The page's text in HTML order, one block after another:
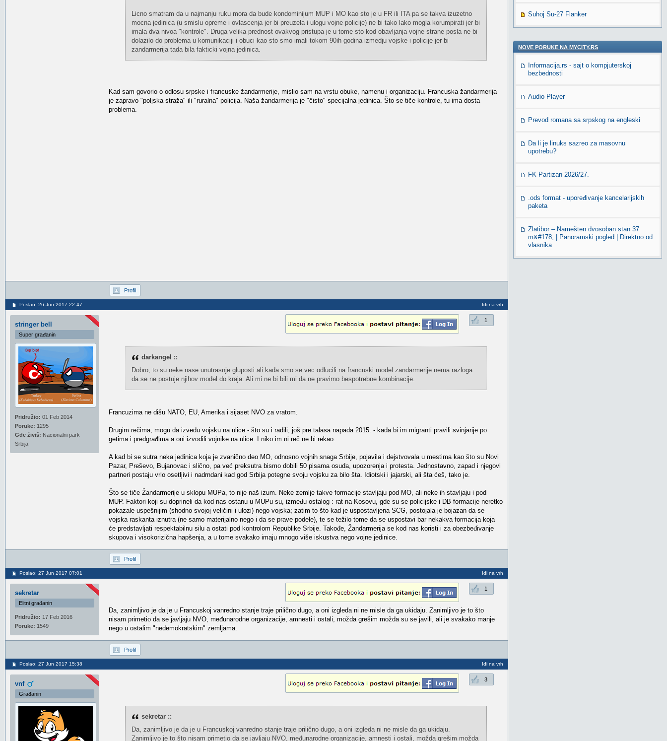
Licno smatram da u najmanju ruku mora da bude kondominijum MUP i MO kao sto je u FR ili ITA pa se takva izuzetno
mocna jedinica (u smislu opreme i ovlascenja jer bi preuzela i ulogu vojne policije) ne bi tako lako mogla korumpirati jer bi
imala dva nivoa "kontrole". Druga velika prednost ovakvog pristupa je u tome sto kod obavljanja vojne strane posla ne bi
dolazilo do problema u komunikaciji i obuci kao sto smo imali tokom 90ih godina izmedju vojske i policije jer bi
zandarmerija tada bila fakticki vojna jedinica.
Kad sam govorio o odlosu srpske i francuske žandarmerije, mislio sam na vrstu obuke, namenu i organizaciju. Francuska žandarmerija
je zapravo "poljska straža" ili "ruralna" policija. Naša žandarmerija je "čisto" specijalna jedinica. Što se tiče kontrole, tu ima dosta
problema.
Profil
Poslao: 26 Jun 2017 22:47 Idi na vrh
stringer bell
Super građanin
Pridružio: 01 Feb 2014
Poruke: 1295
Gde živiš: Nacionalni park
Srbija
1
darkangel ::
Dobro, to su neke nase unutrasnje gluposti ali kada smo se vec odlucili na francuski model zandarmerije nema razloga
da se ne postuje njihov model do kraja. Ali mi ne bi bili mi da ne pravimo bespotrebne kombinacije.
Francuzima ne dišu NATO, EU, Amerika i sijaset NVO za vratom.
Drugim rečima, mogu da izvedu vojsku na ulice - što su i radili, još pre talasa napada 2015. - kada bi im migranti pravili svinjarije po
getima i predgrađima a oni izvodili vojnike na ulice. I niko im ni reč ne bi rekao.
A kad bi se sutra neka jedinica koja je zvanično deo MO, odnosno vojnih snaga Srbije, pojavila i dejstvovala u mestima kao što su Novi
Pazar, Preševo, Bujanovac i slično, pa već preksutra bismo dobili 50 pisama osuda, upozorenja i protesta. Jednostavno, zapad i njegovi
partneri postaju vrlo osetljivi i nadrndani kad god Srbija potegne svoju vojsku za bilo šta. Idiotski i jajarski, ali šta ćeš, tako je.
Što se tiče Žandarmerije u sklopu MUPa, to nije naš izum. Neke zemlje takve formacije stavljaju pod MO, ali neke ih stavljaju i pod
MUP. Faktori koji su doprineli da kod nas ostanu u MUPu su, između ostalog : rat na Kosovu, gde su se policijske i DB formacije neretko
pokazale uspešnijim (shodno svojoj veličini i ulozi) nego vojska; zatim to što kad je uspostavljena SCG, postojala je bojazan da se
vojska raskanta iznutra (ne samo materijalno nego i da se prave podele), te se težilo tome da se uspostavi bar nekakva formacija koja
će predstavljati respektabilnu silu a ostati pod kontrolom Republike Srbije. Takođe, Žandarmerija se kod nas koristi i za obezbeđivanje
skupova i visokorizična hapšenja, a u tome svakako imaju mnogo više iskustva nego vojne jedinice.
Profil
Poslao: 27 Jun 2017 07:01 Idi na vrh
sekretar
Elitni građanin
Pridružio: 17 Feb 2016
Poruke: 1549
1
Da, zanimljivo je da je u Francuskoj vanredno stanje traje prilično dugo, a oni izgleda ni ne misle da ga ukidaju. Zanimljivo je to što
nisam primetio da se javljaju NVO, međunarodne organizacije, amnesti i ostali, možda grešim možda su se javili, ali je svakako manje
nego u ostalim "nedemokratskim" zemljama.
Profil
Poslao: 27 Jun 2017 15:38 Idi na vrh
vnf
Građanin
3
sekretar ::
Da, zanimljivo je da je u Francuskoj vanredno stanje traje prilično dugo, a oni izgleda ni ne misle da ga ukidaju.
Zanimljivo je to što nisam primetio da se javljaju NVO, međunarodne organizacije, amnesti i ostali, možda grešim možda
Suhoj Su-27 Flanker
NOVE PORUKE NA MYCITY.RS
Informacija.rs - sajt o kompjuterskoj
bezbednosti
Audio Player
Prevod romana sa srpskog na engleski
Da li je linuks sazreo za masovnu
upotrebu?
FK Partizan 2026/27.
.ods format - upoređivanje kancelarijskih
paketa
Zlatibor – Namešten dvosoban stan 37
m&#178; | Panoramski pogled | Direktno od
vlasnika